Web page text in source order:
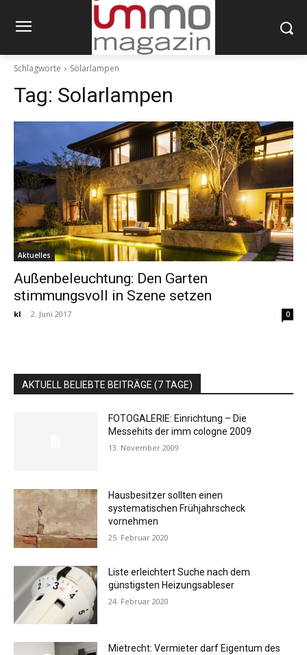
Schlagworte Solarlampen
Tag: Solarlampen
Aktuelles
Außenbeleuchtung: Den Garten
stimmungsvoll in Szene setzen
kl - 2. Juni 2017 0
AKTUELL BELIEBTE BEITRÄGE (7 TAGE)
FOTOGALERIE: Einrichtung – Die
Messehits der imm cologne 2009
13. November 2009
Hausbesitzer sollten einen
systematischen Frühjahrscheck
vornehmen
25. Februar 2020
Liste erleichtert Suche nach dem
günstigsten Heizungsableser
24. Februar 2020
Mietrecht: Vermieter darf Eigentum des